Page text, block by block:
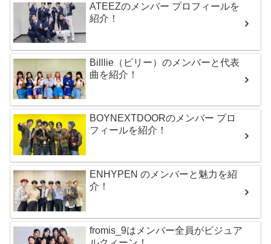
ATEEZのメンバー プロフィールを
紹介！
Billlie（ビリー）のメンバーと代表
曲を紹介！
BOYNEXTDOORのメンバー プロ
フィールを紹介！
ENHYPEN のメンバーと魅力を紹
介！
fromis_9はメンバー全員がビジュア